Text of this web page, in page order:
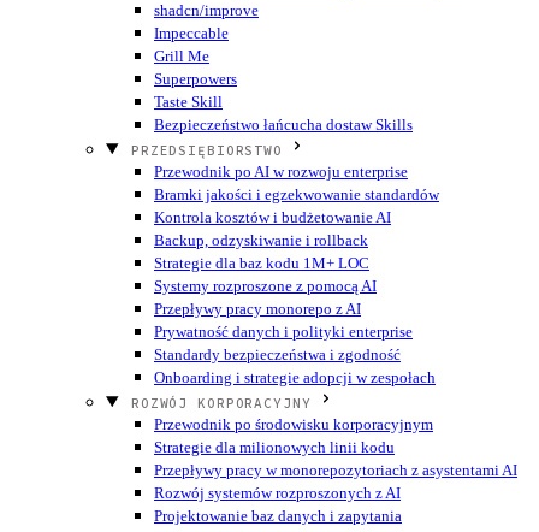
shadcn/improve
Impeccable
Grill Me
Superpowers
Taste Skill
Bezpieczeństwo łańcucha dostaw Skills
PRZEDSIĘBIORSTWO
Przewodnik po AI w rozwoju enterprise
Bramki jakości i egzekwowanie standardów
Kontrola kosztów i budżetowanie AI
Backup, odzyskiwanie i rollback
Strategie dla baz kodu 1M+ LOC
Systemy rozproszone z pomocą AI
Przepływy pracy monorepo z AI
Prywatność danych i polityki enterprise
Standardy bezpieczeństwa i zgodność
Onboarding i strategie adopcji w zespołach
ROZWÓJ KORPORACYJNY
Przewodnik po środowisku korporacyjnym
Strategie dla milionowych linii kodu
Przepływy pracy w monorepozytoriach z asystentami AI
Rozwój systemów rozproszonych z AI
Projektowanie baz danych i zapytania